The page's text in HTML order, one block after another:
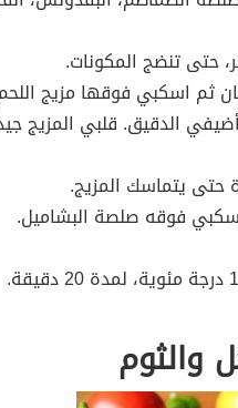
حتى تنضج المكونات.
ثم اسكبي فوقها مزيج
الدقيق. قلبي المزيج
حتى يتماسك المزيج.
فوقه صلصة البشاميل.
والثوم